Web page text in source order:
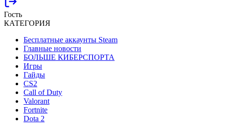
Гость
КАТЕГОРИЯ
Бесплатные аккаунты Steam
Главные новости
БОЛЬШЕ КИБЕРСПОРТА
Игры
Гайды
CS2
Call of Duty
Valorant
Fortnite
Dota 2